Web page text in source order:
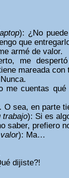
): ¿No
que
armé de valor.
me
mareada con
me cuentas
sea, en parte
trabajo): Si es
saber, prefiero
): Ma…
dijiste?!